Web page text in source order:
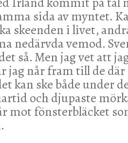
sida av myntet.
skeenden i livet,
nedärvda vemod.
så. Men jag vet att
jag når fram till de
kan ske både under
och djupaste
mot fönsterbläcket